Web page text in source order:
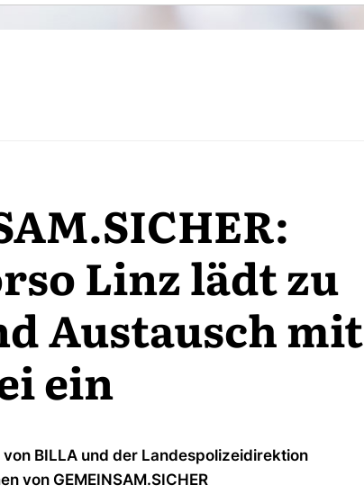
Linz lädt zu
Austausch mit
ein
BILLA und der Landespolizeidirektion
von GEMEINSAM.SICHER